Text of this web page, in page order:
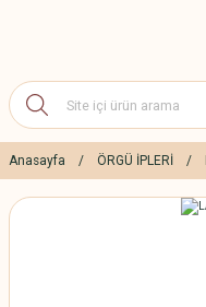
Anasayfa ÖRGÜ İPLERİ